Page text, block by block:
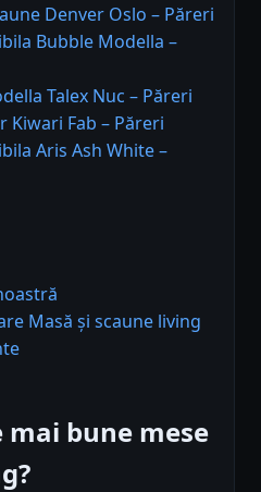
Denver Oslo – Păreri
Bubble Modella –
Talex Nuc – Păreri
Kiwari Fab – Păreri
Aris Ash White –
Masă și scaune living
mai bune mese